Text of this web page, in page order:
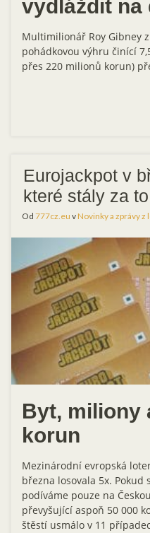
vydláždit na
Multimilionář Roy Gibney
pohádkovou výhru činící
přes 220 milionů korun)
Eurojackpot v
které stály za
Od 777cz.eu vNovinky a zprávy z
Byt, miliony
korun
Mezinárodní evropská
března losovala 5x. Pokud
podíváme pouze na
převyšující aspoň 50 000
štěstí usmálo v 11